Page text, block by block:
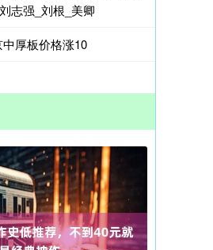
志强_刘根_美卿
厚板价格涨10